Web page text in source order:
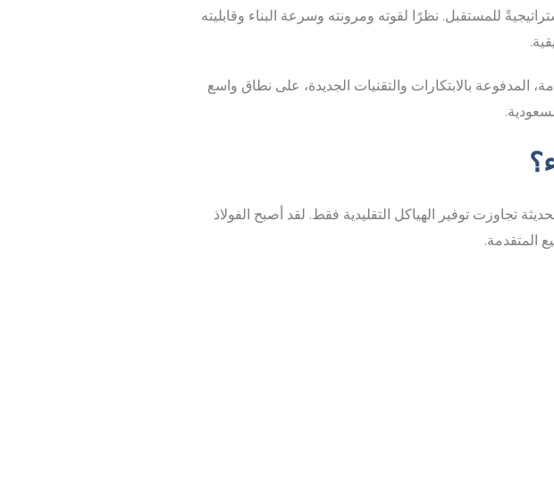
للمستقبل. نظرًا لقوته ومرونته وسرعة البناء وقابليته
المدفوعة بالابتكارات والتقنيات الجديدة، على نطاق واسع
تجاوزت توفير الهياكل التقليدية فقط. لقد أصبح الفولاذ
المتقدمة.